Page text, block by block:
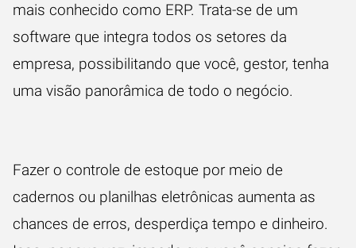
mais conhecido como ERP. Trata-se de um
software que integra todos os setores da
empresa, possibilitando que você, gestor, tenha
uma visão panorâmica de todo o negócio.
Fazer o controle de estoque por meio de
cadernos ou planilhas eletrônicas aumenta as
chances de erros, desperdiça tempo e dinheiro.